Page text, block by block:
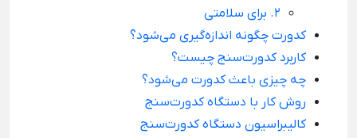
2. برای سلامتی
کدورت چگونه اندازه‌گیری می‌شود؟
کاربرد کدورت‌سنج چیست؟
چه چیزی باعث کدورت می‌شود؟
روش کار با دستگاه کدورت‌سنج
کالیبراسیون دستگاه کدورت‌سنج